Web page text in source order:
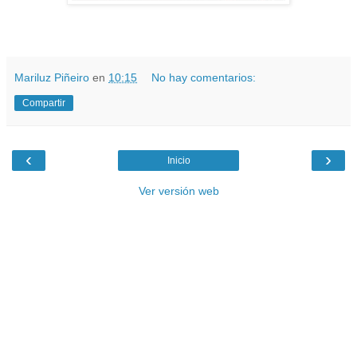
Mariluz Piñeiro en 10:15 No hay comentarios:
Compartir
‹ ›
Inicio
Ver versión web